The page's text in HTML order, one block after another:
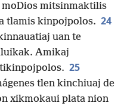
moDios mitsinmaktilis
tlamis kinpojpolos. 24
uan te
Amikaj
25
tlen kinchiuaj de
xikmokaui plata nion